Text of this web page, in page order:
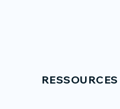
RESSOURCES